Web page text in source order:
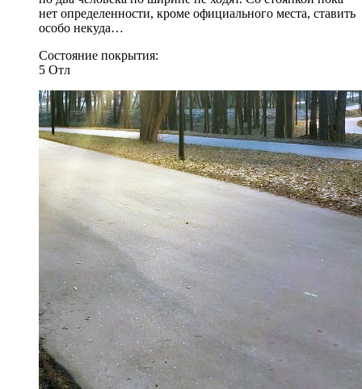
нет определенности, кроме официального места, ставить
особо некуда…
Состояние покрытия:
5 Отл